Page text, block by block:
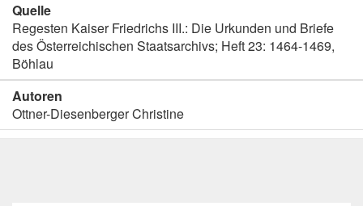
Quelle
Regesten Kaiser Friedrichs III.: Die Urkunden und Briefe
des Österreichischen Staatsarchivs; Heft 23: 1464-1469,
Böhlau
Autoren
Ottner-Diesenberger Christine